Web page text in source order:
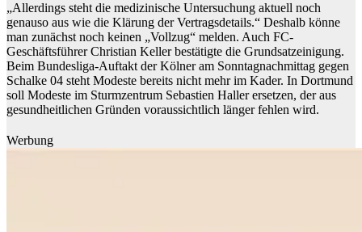
„Allerdings steht die medizinische Untersuchung aktuell noch
genauso aus wie die Klärung der Vertragsdetails.“ Deshalb könne
man zunächst noch keinen „Vollzug“ melden. Auch FC-
Geschäftsführer Christian Keller bestätigte die Grundsatzeinigung.
Beim Bundesliga-Auftakt der Kölner am Sonntagnachmittag gegen
Schalke 04 steht Modeste bereits nicht mehr im Kader. In Dortmund
soll Modeste im Sturmzentrum Sebastien Haller ersetzen, der aus
gesundheitlichen Gründen voraussichtlich länger fehlen wird.
Werbung